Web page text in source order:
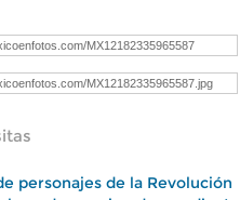
personajes de la Revolución